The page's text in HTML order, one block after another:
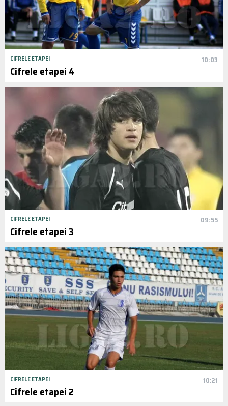
CIFRELE ETAPEI 10:03
Cifrele etapei 4
CIFRELE ETAPEI 09:55
Cifrele etapei 3
CIFRELE ETAPEI 10:21
Cifrele etapei 2